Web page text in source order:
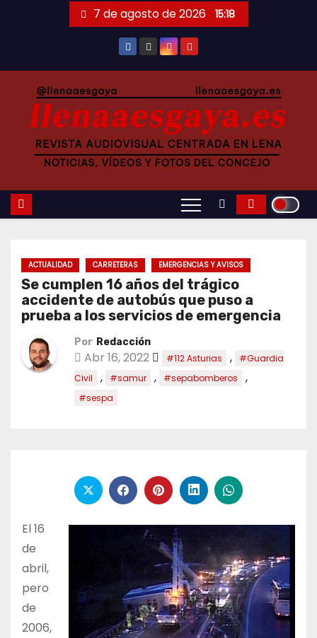
7 de agosto de 2026 15:18
ACTUALIDAD CARRETERAS EMERGENCIAS Y AVISOS
Se cumplen 16 años del trágico
accidente de autobús que puso a
prueba a los servicios de emergencia
Por Redacción
Abr 16, 2022 #112 Asturias ,
#Guardia
Civil
, #samur , #sepabomberos ,
#sespa
El 16
de
abril,
pero
de
2006,